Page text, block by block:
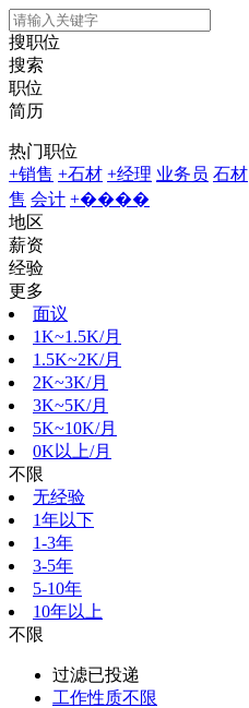
搜职位
搜索
职位
简历
热门职位
+销售 +石材 +经理 业务员 石材
售 会计 +����
地区
薪资
经验
更多
面议
1K~1.5K/月
1.5K~2K/月
2K~3K/月
3K~5K/月
5K~10K/月
0K以上/月
不限
无经验
1年以下
1-3年
3-5年
5-10年
10年以上
不限
过滤已投递
工作性质不限